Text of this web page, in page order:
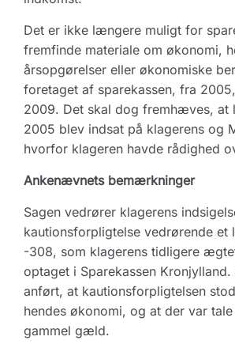
Det er ikke længere muligt for
fremfinde materiale om økonomi,
årsopgørelser eller økonomiske
foretaget af sparekassen, fra
2009. Det skal dog fremhæves, at
2005 blev indsat på klagerens og
hvorfor klageren havde rådighed
Ankenævnets bemærkninger
Sagen vedrører klagerens
kautionsforpligtelse vedrørende et
-308, som klagerens tidligere
optaget i Sparekassen Kronjylland.
anført, at kautionsforpligtelsen
hendes økonomi, og at der var
gammel gæld.